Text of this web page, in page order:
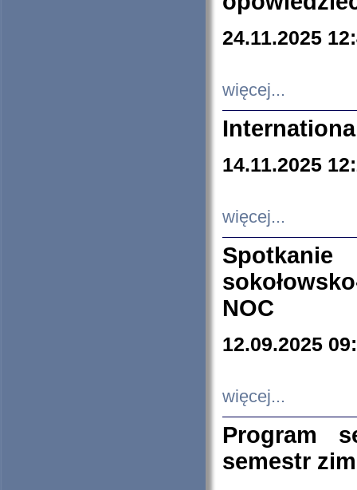
24.11.2025
więcej...
14.11.2025
więcej...
NOC
12.09.2025
więcej...
Program
semestr